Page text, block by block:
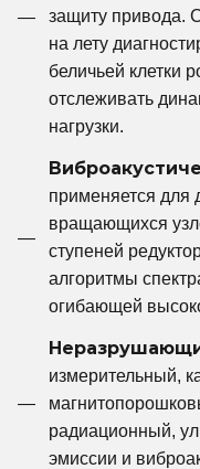
защиту привода.
на лету
беличьей клетки
отслеживать
нагрузки.
применяется для
вращающихся
ступеней
алгоритмы
огибающей
измерительный,
радиационный,
эмиссии и